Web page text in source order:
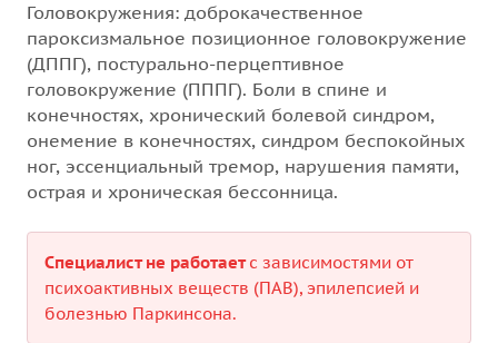
Головокружения: доброкачественное
пароксизмальное позиционное головокружение
(ДППГ), постурально-перцептивное
головокружение (ПППГ). Боли в спине и
конечностях, хронический болевой синдром,
онемение в конечностях, синдром беспокойных
ног, эссенциальный тремор, нарушения памяти,
острая и хроническая бессонница.
Специалист не работаетс зависимостями от
психоактивных веществ (ПАВ), эпилепсией и
болезнью Паркинсона.